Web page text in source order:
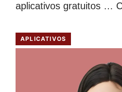
aplicativos gratuitos …
APLICATIVOS